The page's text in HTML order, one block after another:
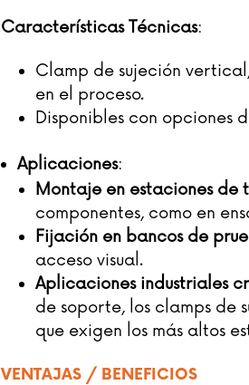
Características Técnicas:
Clamp de sujeción
en el proceso.
Disponibles con
Aplicaciones:
Montaje en estaciones de
componentes, como en
Fijación en bancos de
acceso visual.
Aplicaciones industriales
de soporte, los clamps
que exigen los más altos
VENTAJAS / BENEFICIOS